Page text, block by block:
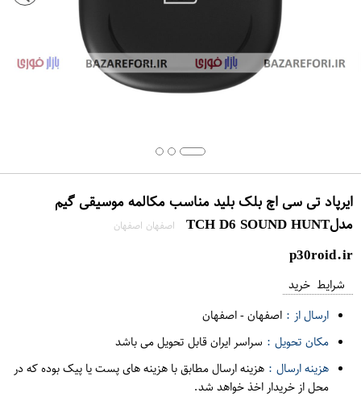
ایرپاد تی سی اچ بلک بلید مناسب مکالمه موسیقی گیم
مدلTCH D6 SOUND HUNT
اصفهان اصفهان
p30roid.ir
شرایط خرید
ارسال از : اصفهان-اصفهان
مکان تحویل : سراسر ایران قابل تحویل می باشد
هزینه ارسال : هزینه ارسال مطابق با هزینه های پست یا پیک بوده که در
محل از خریدار اخذ خواهد شد.